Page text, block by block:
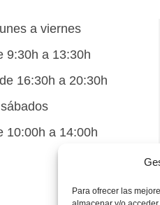
Para ofrecer las
a viernes
9:30h a 13:30h
16:30h a 20:30h
10:00h a 14:00h